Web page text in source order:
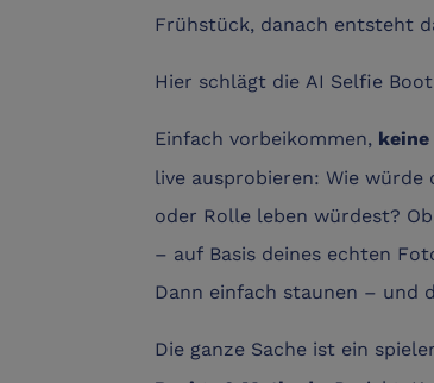
Frühstück, danach entsteht
Hier schlägt die AI Selfie
Einfach vorbeikommen,
live ausprobieren: Wie
oder Rolle leben würdest?
– auf Basis deines echten
Dann einfach staunen – und
Die ganze Sache ist ein